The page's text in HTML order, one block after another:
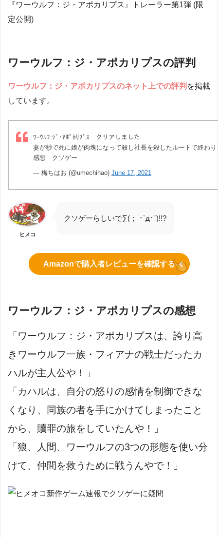
『ワーウルフ：ジ・アポカリプス』トレーラー第1弾 (限
定公開)
ワーウルフ：ジ・アポカリプスの評判
ワーウルフ：ジ・アポカリプスのネット上での評判 を掲載
しています。
ﾜｰｳﾙﾌ:ｼﾞ･ｱﾎﾟｶﾘﾌﾟｽ クリアしました
妻が秒で死に娘が肉塊になって殺し社長を殺したルートで終わり
感想 クソゲー
— 梅ちはお (@umechihao) June 17, 2021
ヒメコ
クソゲーらしいで∑(； ･`д･´)!!?
Amazonで購入者レビューを確認する
ワーウルフ：ジ・アポカリプスの感想
「ワーウルフ：ジ・アポカリプスは、誇り高
きワーウルフ一族・フィアナの戦士だったカ
ハルが主人公や！」
「カハルは、自分の怒りの感情を制御できな
くなり、同族の者を手にかけてしまったこと
から、贖罪の旅をしていたんや！」
「狼、人間、ワーウルフの3つの形態を使い分
けて、仲間を救うために戦うんやで！」